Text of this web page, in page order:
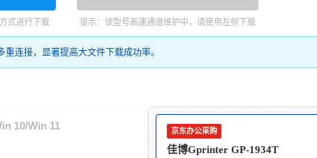
式进行下载 提示：该型号高速通道维护中，请使用左侧下载
重连接，显著提高大文件下载成功率。
10/Win 11 京东办公采购
佳博Gprinter GP-1934T